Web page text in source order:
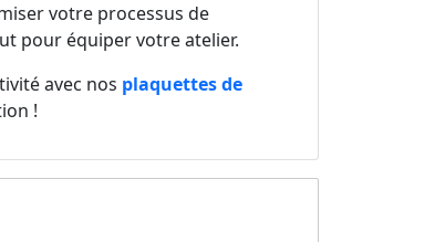
votre processus de
pour équiper votre atelier.
avec nos plaquettes de
!